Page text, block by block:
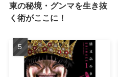
東の秘境・グンマを生き抜
く術がここに！